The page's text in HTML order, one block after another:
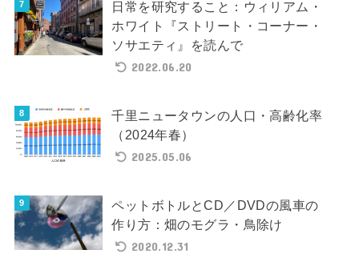
日常を研究すること：ウィリアム・
ホワイト『ストリート・コーナー・
ソサエティ』を読んで
2022.06.20
千里ニュータウンの人口・高齢化率
（2024年春）
2025.05.06
ペットボトルとCD／DVDの風車の
作り方：畑のモグラ・鳥除け
2020.12.31